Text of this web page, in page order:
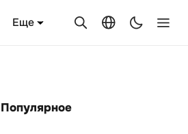
Еще
Популярное